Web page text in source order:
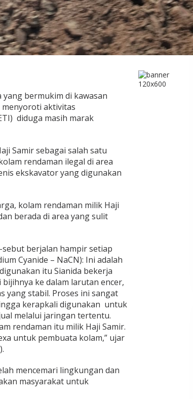
yang bermukim di kawasan
aktivitas
diduga masih marak
Samir sebagai salah satu
rendaman ilegal di area
ekskavator yang digunakan
kolam rendaman milik Haji
berada di area yang sulit
berjalan hampir setiap
Cyanide – NaCN): Ini adalah
itu Sianida bekerja
ke dalam larutan encer,
yang stabil. Proses ini sangat
kerapkali digunakan untuk
melalui jaringan tertentu.
rendaman itu milik Haji Samir.
untuk pembuata kolam,” ujar
mencemari lingkungan dan
masyarakat untuk